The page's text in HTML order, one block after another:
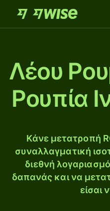
Λέου
Ρουπία
Κάνε μετατροπή
συναλλαγματική
διεθνή
δαπανάς και να
είσαι